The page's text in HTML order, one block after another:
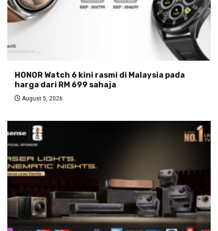
HONOR Watch 6 kini rasmi di Malaysia pada
harga dari RM 699 sahaja
August 5, 2026